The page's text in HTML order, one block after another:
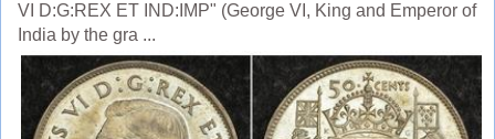
VI D:G:REX ET IND:IMP" (George VI, King and Emperor of
India by the gra ...